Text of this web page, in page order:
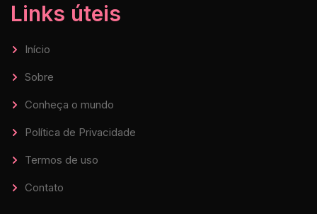
Links úteis
Início
Sobre
Conheça o mundo
Política de Privacidade
Termos de uso
Contato